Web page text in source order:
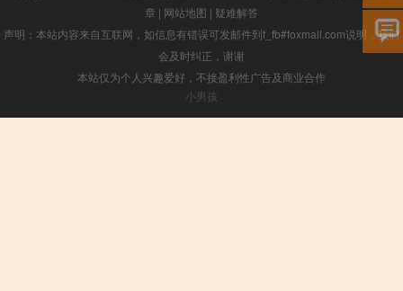
章 | 网站地图 | 疑难解答
声明：本站内容来自互联网，如信息有错误可发邮件到f_fb#foxmail.com说明，我们
会及时纠正，谢谢
本站仅为个人兴趣爱好，不接盈利性广告及商业合作
小男孩